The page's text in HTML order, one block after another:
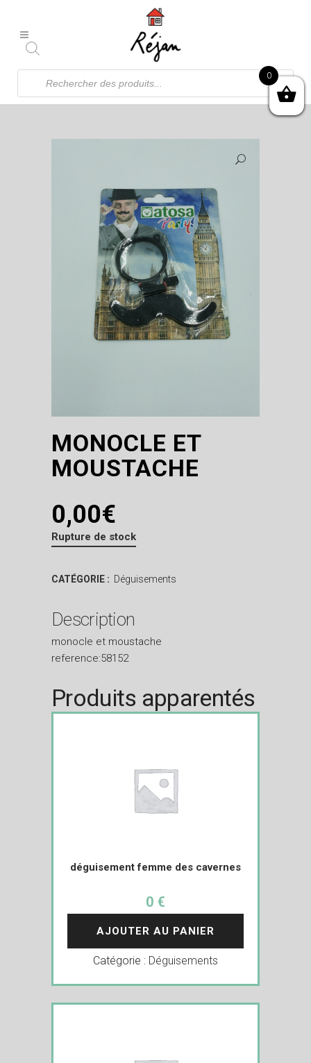
Recherche
produits
MONOCLE ET
MOUSTACHE
0,00€
Rupture de stock
CATÉGORIE : Déguisements
Description
monocle et moustache
reference:58152
Produits apparentés
déguisement femme des cavernes
0 €
AJOUTER AU PANIER
Catégorie : Déguisements
0